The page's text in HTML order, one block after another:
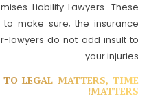
Liability Lawyers. These
make sure; the insurance
lawyers do not add insult to
your injuries.
LEGAL MATTERS, TIME
MATTERS!